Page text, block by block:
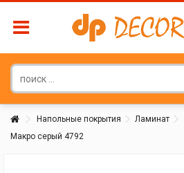
Напольные покрытия Ламинат
Макро серый 4792